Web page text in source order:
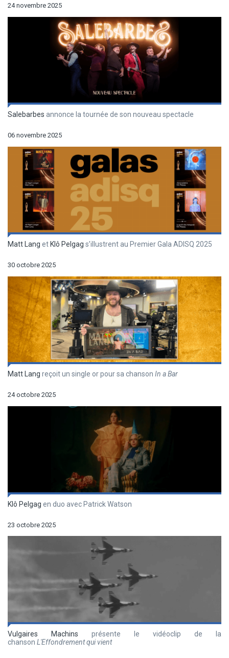
24 novembre 2025
Salebarbes annonce la tournée de son nouveau spectacle
06 novembre 2025
Matt Lang et Klô Pelgag s’illustrent au Premier Gala ADISQ 2025
30 octobre 2025
Matt Lang reçoit un single or pour sa chanson In a Bar
24 octobre 2025
Klô Pelgag en duo avec Patrick Watson
23 octobre 2025
Vulgaires Machins présente le vidéoclip de la
chanson L'Effondrement qui vient